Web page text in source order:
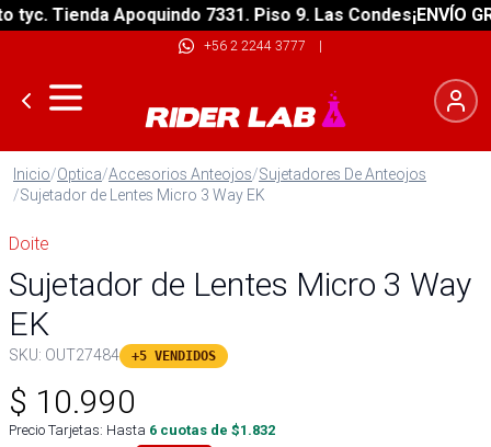
Tienda Apoquindo 7331. Piso 9. Las Condes¡ENVÍO
+56 2 2244 3777 |
Inicio/Optica/Accesorios Anteojos/Sujetadores De Anteojos
/Sujetador de Lentes Micro 3 Way EK
Doite
Sujetador de Lentes Micro 3 Way
EK
SKU: OUT27484 +5 VENDIDOS
$ 10.990
Precio Tarjetas: Hasta 6 cuotas de $1.832